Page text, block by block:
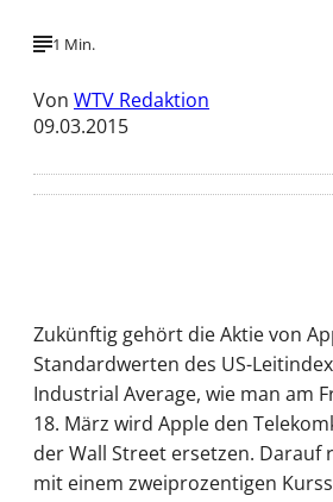
1 Min.
Von WTV Redaktion
09.03.2015
Zukünftig gehört die Aktie von
Standardwerten des US-
Industrial Average, wie man am
18. März wird Apple den
der Wall Street ersetzen. Darauf
mit einem zweiprozentigen